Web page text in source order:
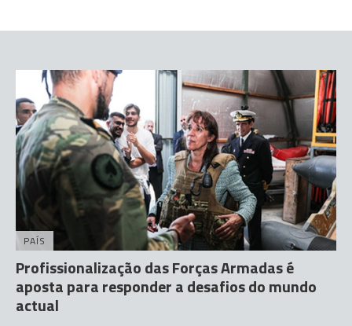
PAÍS
Profissionalização das Forças Armadas é
aposta para responder a desafios do mundo
actual